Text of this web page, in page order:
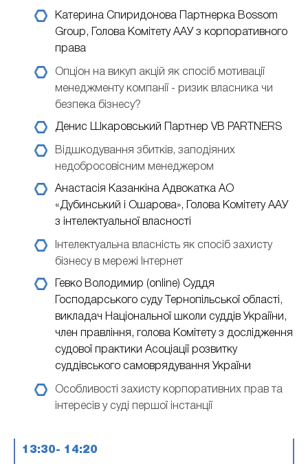
Катерина Спиридонова Партнерка Bossom
Group, Голова Комітету ААУ з корпоративного
права
Опціон на викуп акцій як спосіб мотивації
менеджменту компанії - ризик власника чи
безпека бізнесу?
Денис Шкаровський Партнер VB PARTNERS
Відшкодування збитків, заподіяних
недобросовісним менеджером
Анастасія Казанкіна Адвокатка АО
«Дубинський і Ошарова», Голова Комітету ААУ
з інтелектуальної власності
Інтелектуальна власність як спосіб захисту
бізнесу в мережі Інтернет
Гевко Володимир (online) Суддя
Господарського суду Тернопільської області,
викладач Національної школи суддів Украіїни,
член правління, голова Комітету з дослідження
судової практики Асоціації розвитку
суддівського самоврядування України
Особливості захисту корпоративних прав та
інтересів у суді першої інстанції
13:30- 14:20